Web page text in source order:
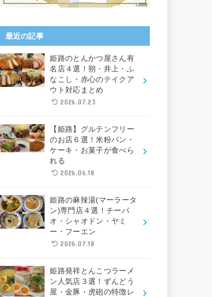
最近の記事
姫路のとんかつ屋さん有
名店４選！朔・井上・ふ
なこし・赤心のテイクア
ウト対応まとめ
2026.07.23
【姫路】グルテンフリー
のお店６選！米粉パン・
ケーキ・お菓子が食べら
れる
2026.06.18
姫路の麻辣湯(マーラータ
ン)専門店４選！チーパ
オ・シャオドン・ヤミ
ー・フーエン
2026.07.18
姫路発祥とんこつラーメ
ン人気店３選！ずんどう
屋・金豚・虎砲の特徴レ